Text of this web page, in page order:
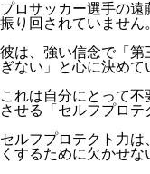
プロサッカー選手の遠
振り回されていません
彼は、強い信念で「
ぎない」と心に決めて
これは自分にとって
させる「セルフプロテ
セルフプロテクト力
くするために欠かせな